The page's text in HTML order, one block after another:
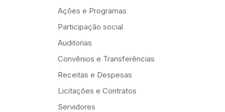
Ações e Programas
Participação social
Auditorias
Convênios e Transferências
Receitas e Despesas
Licitações e Contratos
Servidores